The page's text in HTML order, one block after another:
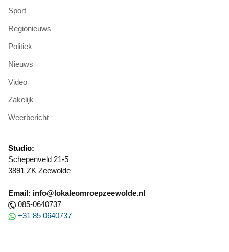
Sport
Regionieuws
Politiek
Nieuws
Video
Zakelijk
Weerbericht
Studio:
Schepenveld 21-5
3891 ZK Zeewolde
Email: info@lokaleomroepzeewolde.nl
085-0640737
+31 85 0640737